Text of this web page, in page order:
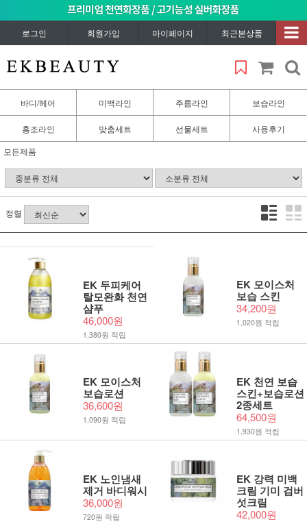
로그인 회원가입 마이페이지 최근본상품
바디/헤어 미백라인 주름라인 보습라인
홍조라인 맞춤세트 선물세트
사용후기
모든제품
정렬
EK 두피케어
탈모완화 천연
샴푸
46,000원
1,380원 적립
EK 모이스처
보습 스킨
34,200원
1,020원 적립
EK 모이스처
보습로션
36,600원
1,090원 적립
EK 천연 보습
스킨+보습로션
2종세트
64,500원
1,930원 적립
EK 노인냄새
제거 바디워시
36,000원
720원 적립
EK 강력 미백
크림 기미 검버
섯크림
42,000원